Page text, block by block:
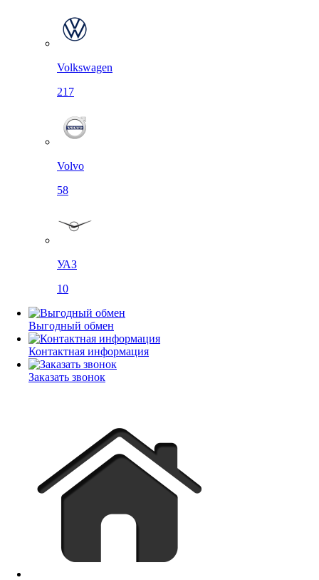
Volkswagen
217
Volvo
58
УАЗ
10
Выгодный обмен
Контактная информация
Заказать звонок